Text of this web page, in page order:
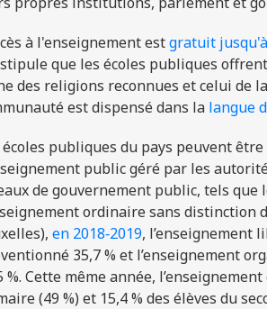
à l'enseignement estgratuit
stipule que les écoles publiques
des religions reconnues et celui de
est dispensé dans la langue
écoles publiques du pays peuvent
public géré par les
de gouvernement public, tels que
ordinaire sans distinction
en 2018‑2019, l’enseignement
35,7 % et l’enseignement
%. Cette même année,
(49 %) et 15,4 % des élèves du